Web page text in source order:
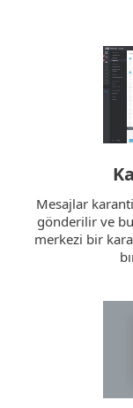
Mesajlar
gönderilir ve
merkezi bir